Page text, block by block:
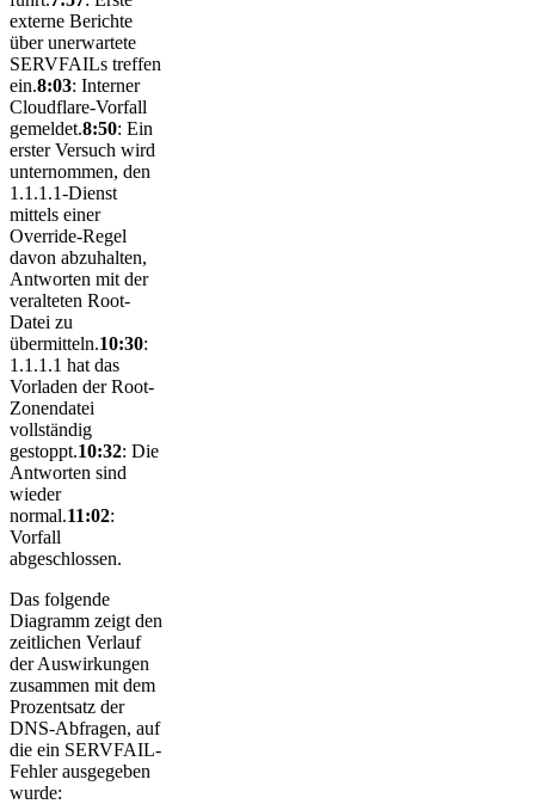
externe Berichte
über unerwartete
SERVFAILs treffen
ein.8:03: Interner
Cloudflare-Vorfall
gemeldet.8:50: Ein
erster Versuch wird
unternommen, den
1.1.1.1-Dienst
mittels einer
Override-Regel
davon abzuhalten,
Antworten mit der
veralteten Root-
Datei zu
übermitteln.10:30:
1.1.1.1 hat das
Vorladen der Root-
Zonendatei
vollständig
gestoppt.10:32: Die
Antworten sind
wieder
normal.11:02:
Vorfall
abgeschlossen.
Das folgende
Diagramm zeigt den
zeitlichen Verlauf
der Auswirkungen
zusammen mit dem
Prozentsatz der
DNS-Abfragen, auf
die ein SERVFAIL-
Fehler ausgegeben
wurde: